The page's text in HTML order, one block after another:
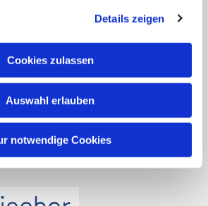
Details zeigen
Cookies zulassen
Auswahl erlauben
notwendige Cookies